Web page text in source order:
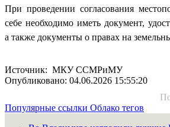
При проведении согласования
себе необходимо иметь документ,
а также документы о правах на
Источник: МКУ ССМРиМУ
Опубликовано: 04.06.2026 15:55:20
Популярные ссылки Облако тегов